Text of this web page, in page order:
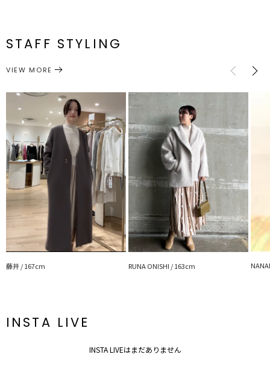
【WEB MAGAZINE emma さん着用アイテム】
透け感：なし
洗濯：×
伸縮性：あり
ポケット：なし
ジップ：なし
--------------------------------------------------
【知って得する便利機能◎ 】
■商品のお気に入り登録
再入荷時、ラスト１点の時、セール開始時にお知らせします。
■ブランドのお気に入り登録
新商品やセール情報など、いち早くお得な情報をゲット！
ぜひご活用ください！
※着用画像はフラッシュの加減で実際の製品と色味等が異なる場合が
ございますので、
生地のズームアップ画像をご確認ください。
※ご利用の端末画面の設定により実際の商品と色味が異なる場合がご
メーカー品
番
0323503021
カテゴリー
STAFF STYLING
VIEW MORE
藤井 / 167cm RUNA ONISHI / 163cm
INSTA LIVE
INSTA LIVEはまだありません